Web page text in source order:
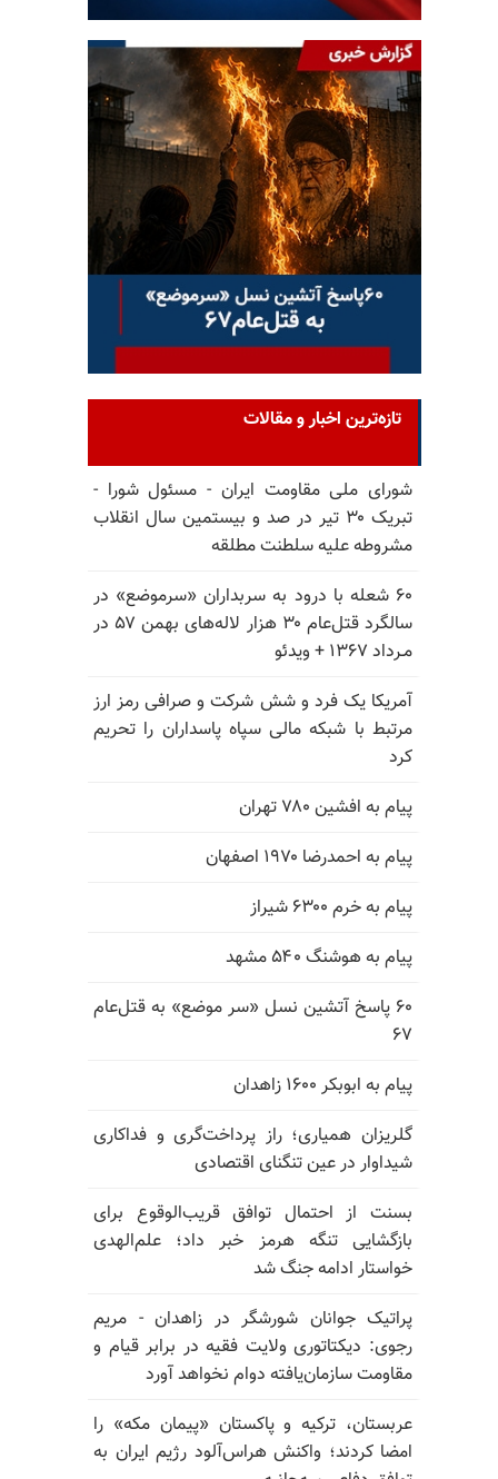
تازه‌ترین اخبار و مقالات
شورای ملی مقاومت ایران - مسئول شورا -
تبریک ۳۰ تیر در صد و بیستمین سال انقلاب
مشروطه علیه سلطنت مطلقه
۶۰ شعله با درود به سربداران «سرموضع» در
سالگرد قتل‌عام ۳۰ هزار لاله‌های بهمن ۵۷ در
مـرداد ۱۳۶۷ + ویدئو
آمریکا یک فرد و شش شرکت و صرافی رمز ارز
مرتبط با شبکه مالی سپاه پاسداران را تحریم
کرد
پیام به افشین ۷۸۰ تهران
پیام به احمدرضا ۱۹۷۰ اصفهان
پیام به خرم ۶۳۰۰ شیراز
پیام به هوشنگ ۵۴۰ مشهد
۶۰ پاسخ آتشین نسل «سر موضع» به قتل‌عام
۶۷
پیام به ابوبکر ۱۶۰۰ زاهدان
گلریزان همیاری؛ راز پرداخت‌گری و فداکاری
شیداوار در عین تنگنای اقتصادی
بسنت از احتمال توافق قریب‌الوقوع برای
بازگشایی تنگه هرمز خبر داد؛ علم‌الهدی
خواستار ادامه جنگ شد
پراتیک جوانان شورشگر در زاهدان - مریم
رجوی: دیکتاتوری ولایت فقیه در برابر قیام و
مقاومت سازمان‌یافته دوام نخواهد آورد
عربستان، ترکیه و پاکستان «پیمان مکه» را
امضا کردند؛ واکنش هراس‌آلود رژیم ایران به